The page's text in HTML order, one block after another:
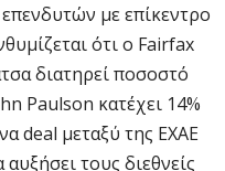
με επίκεντρο
ότι ο Fairfax
διατηρεί ποσοστό
Paulson κατέχει 14%
deal μεταξύ της ΕΧΑΕ
τους διεθνείς